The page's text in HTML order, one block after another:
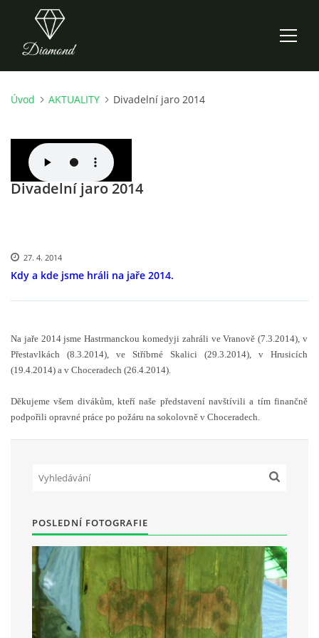
ÚVOD
AKTUALITY
O NÁS
CO NOVÉHO ZKOUŠÍME
HRY OD ROKU 1973
VIDEOZÁZNAMY Z HER
HRY DO ROKU 1973
MÍSTO PRO VAŠE VZKAZY!!
DOKUMENTY OVJK
Úvod AKTUALITY Divadelní jaro 2014
Divadelní jaro 2014
27. 4. 2014
Kdy a kde jsme hráli na jaře 2014.
Na jaře 2014 jsme Hastrmanckou komedyji zahráli ve Vranově (7.3.2014), v
Přestavlkách (8.3.2014), ve Stříbrné Skalici (29.3.2014), v Hrusicích
(19.4.2014) a v Choceradech (26.4.2014).
Děkujeme všem divákům, kteří naše představení navštívili a tím finančně
podpořili opravné práce po požáru na sokolovně v Choceradech.
POSLEDNÍ FOTOGRAFIE